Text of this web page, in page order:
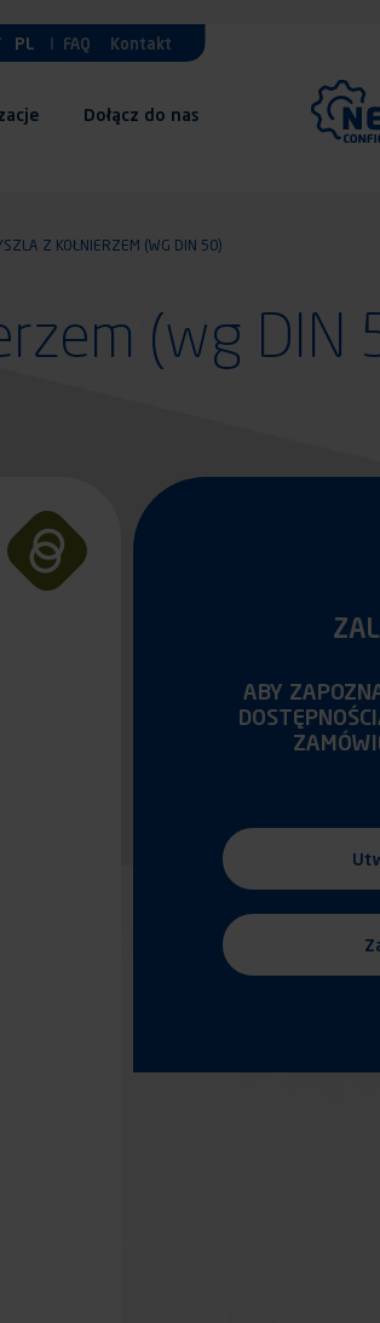
PL FAQ Kontakt
Dołącz do nas
Z KOŁNIERZEM (WG DIN 50)
(wg DIN
ABY